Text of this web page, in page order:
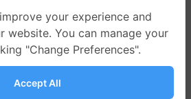
your experience and
website. You can manage your
"Change Preferences".
Accept All